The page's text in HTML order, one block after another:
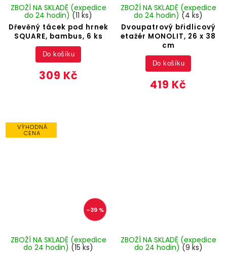
Dřevěný tácek pod hrnek
SQUARE, bambus, 6 ks
ZBOŽÍ NA SKLADĚ (expedice
do 24 hodin) (11 ks)
309 Kč
Do košíku
Dvoupatrový břidlicový
etažér MONOLIT, 26 x 38
cm
ZBOŽÍ NA SKLADĚ (expedice
do 24 hodin) (4 ks)
419 Kč
Do košíku
VÝHODNÁ
CENA
–39 %
ZBOŽÍ NA SKLADĚ (expedice
do 24 hodin) (15 ks)
ZBOŽÍ NA SKLADĚ (expedice
do 24 hodin) (9 ks)